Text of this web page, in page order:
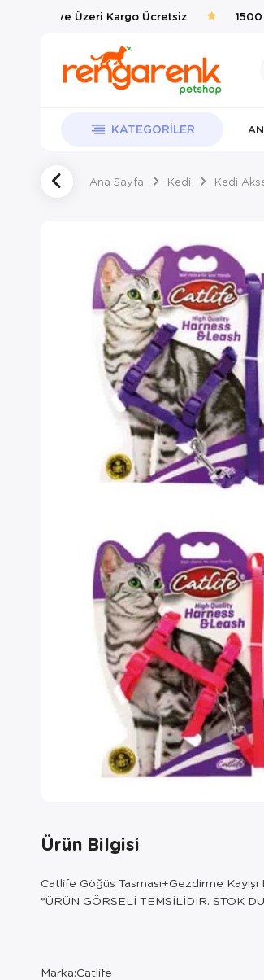
1500 TL ve Üzeri Kargo Ücretsiz 1500
KATEGORILER
Ana Sayfa Kedi Kedi
Ürün Bilgisi
Catlife Göğüs Tasması+Gezdirme Kayışı
*ÜRÜN GÖRSELİ TEMSİLİDİR. STOK
Marka:Catlife